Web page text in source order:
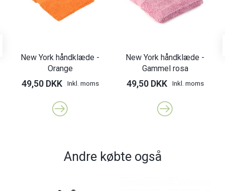
New York håndklæde -
Orange
49,50 DKK Inkl. moms
New York håndklæde -
Gammel rosa
49,50 DKK Inkl. moms
Andre købte også